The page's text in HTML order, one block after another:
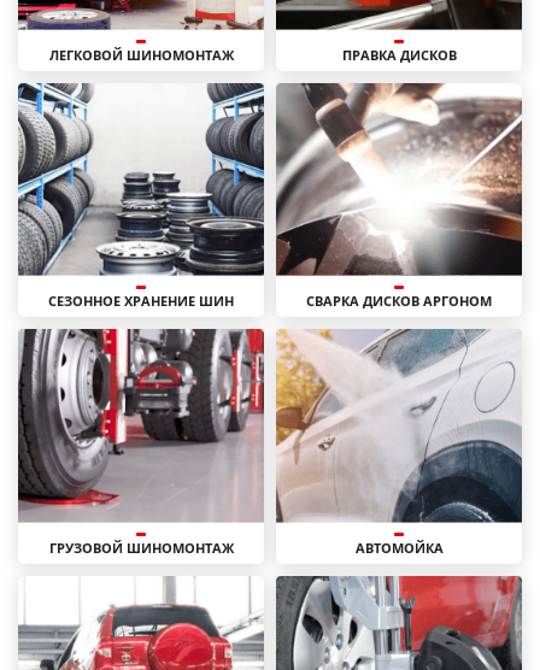
ЛЕГКОВОЙ ШИНОМОНТАЖ ПРАВКА ДИСКОВ
СЕЗОННОЕ ХРАНЕНИЕ ШИН СВАРКА ДИСКОВ АРГОНОМ
ГРУЗОВОЙ ШИНОМОНТАЖ АВТОМОЙКА